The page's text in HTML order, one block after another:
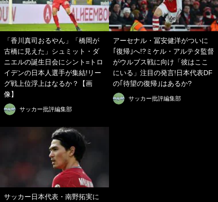
「香川真司おるやん」「橋岡が
古橋に見えた」シュミット・ダ
ニエルの誕生日会にシント=トロ
イデンの日本人選手が集結!リー
グ戦上位浮上はなるか？【画
像】
サッカー批評編集部
アーセナル・冨安健洋がついに
｢復帰｣へ!?ミケル・アルテタ監督
がウルブス戦に向け「彼はここ
にいる」注目の発言!日本代表DF
の｢待望の復帰｣はあるか?
サッカー批評編集部
サッカー日本代表・南野拓実に